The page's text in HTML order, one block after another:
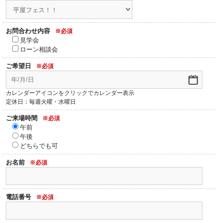
お問合わせ内容 ※必須
見学会
ローン相談会
ご希望日 ※必須
カレンダーアイコンをクリックでカレンダー表示
定休日：毎週火曜・水曜日
ご来場時間 ※必須
午前
午後
どちらでも可
お名前 ※必須
電話番号 ※必須